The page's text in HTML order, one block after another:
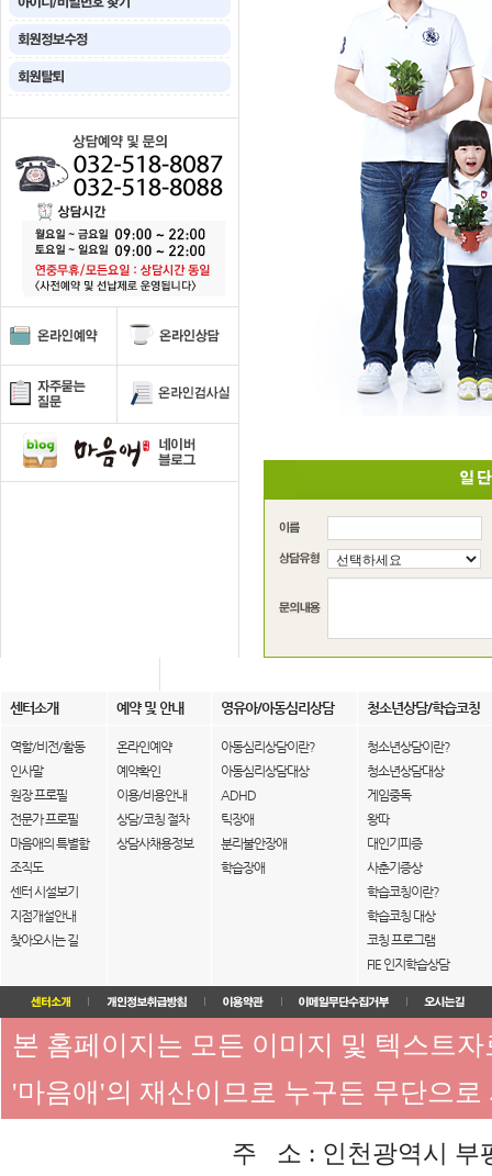
센터소개 예약 및 안내 영유아/아동심리상담 청소년상담/학습코칭
역할/비전/활동
인사말
원장 프로필
전문가 프로필
마음애의 특별함
조직도
센터 시설보기
지점개설안내
찾아오시는 길
온라인예약
예약확인
이용/비용안내
상담/코칭 절차
상담사채용정보
아동심리상담이란?
아동심리상담대상
ADHD
틱장애
분리불안장애
학습장애
청소년상담이란?
청소년상담대상
게임중독
왕따
대인기피증
사춘기증상
학습코칭이란?
학습코칭 대상
코칭 프로그램
FIE 인지학습상담
본 홈페이지는 모든 이미지 및 텍스트
'마음애'의 재산이므로 누구든 무단으
주 소 : 인천광역시 부